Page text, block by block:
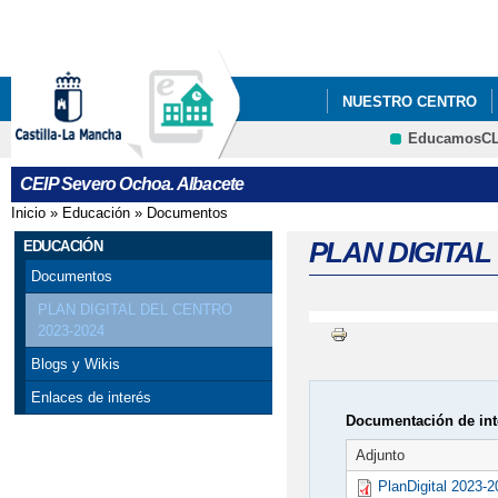
NUESTRO CENTRO
BLOG DEL COLEGIO
CEIP Severo Ochoa. Albacete
Se encuentra usted aquí
Inicio » Educación » Documentos
EDUCACIÓN
Documentos
PLAN DIGITAL DEL CENTRO
2023-2024
Blogs y Wikis
Enlaces de interés
PLAN DIGITAL
Documentación de
Adjunto
PlanDigital 2023-